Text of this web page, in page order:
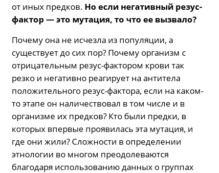
от иных предков. Но если негативный резус-
фактор — это мутация, то что ее вызвало?
Почему она не исчезла из популяции, а
существует до сих пор? Почему организм с
отрицательным резус-фактором крови так
резко и негативно реагирует на антитела
положительного резус-фактора, если на каком-
то этапе он наличествовал в том числе и в
организме их предков? Кто были предки, в
которых впервые проявилась эта мутация, и
где они жили? Сложности в определении
этнологии во многом преодолеваются
благодаря использованию данных о группах